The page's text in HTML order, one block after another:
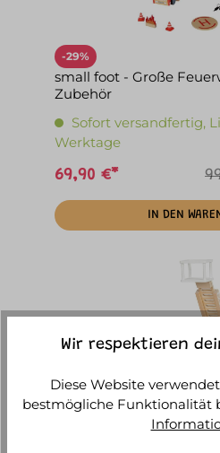
-29%
small foot - Große
Zubehör
Sofort versandfertig,
Werktage
69,90 €*
IN DEN
Wir respektieren
Diese Website
bestmögliche Funktionalität